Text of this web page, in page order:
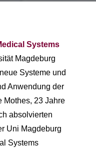
Systems
Magdeburg
Systeme und
Anwendung der
Mothes, 23 Jahre
absolvierten
Uni Magdeburg
Systems